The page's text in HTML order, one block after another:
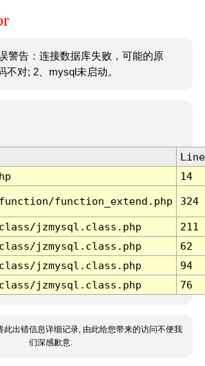
警告：连接数据库失败，可能的原
不对; 2、mysql未启动。
Line
14
function_extend.php 324
jzmysql.class.php
211
jzmysql.class.php
62
jzmysql.class.php
94
jzmysql.class.php 76
此出错信息详细记录, 由此给您带来的访问不便我
们深感歉意.